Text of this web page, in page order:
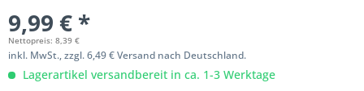
9,99 € *
Nettopreis: 8,39 €
inkl. MwSt., zzgl. 6,49 € Versand nach Deutschland.
Lagerartikel versandbereit in ca. 1-3 Werktage